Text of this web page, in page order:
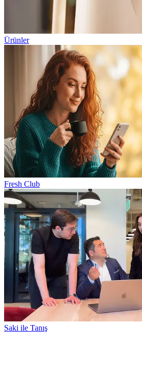
Ürünler
Fresh Club
Saki ile Tanış